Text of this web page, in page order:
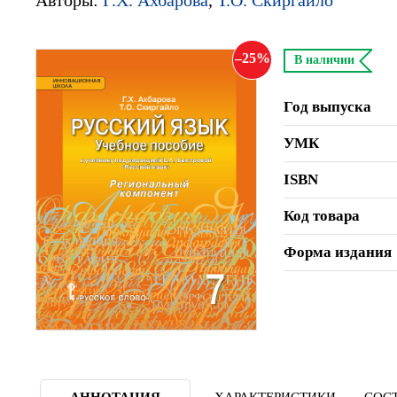
25 В наличии
Год выпуска
УМК
ISBN
Код товара
Форма издания